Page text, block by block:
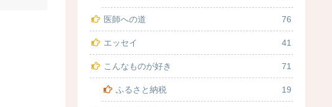
医師への道 76
エッセイ 41
こんなものが好き 71
ふるさと納税 19